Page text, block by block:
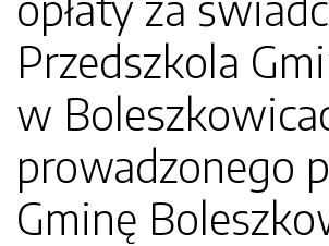
Przedszkola
w
prowadzonego
Gminę